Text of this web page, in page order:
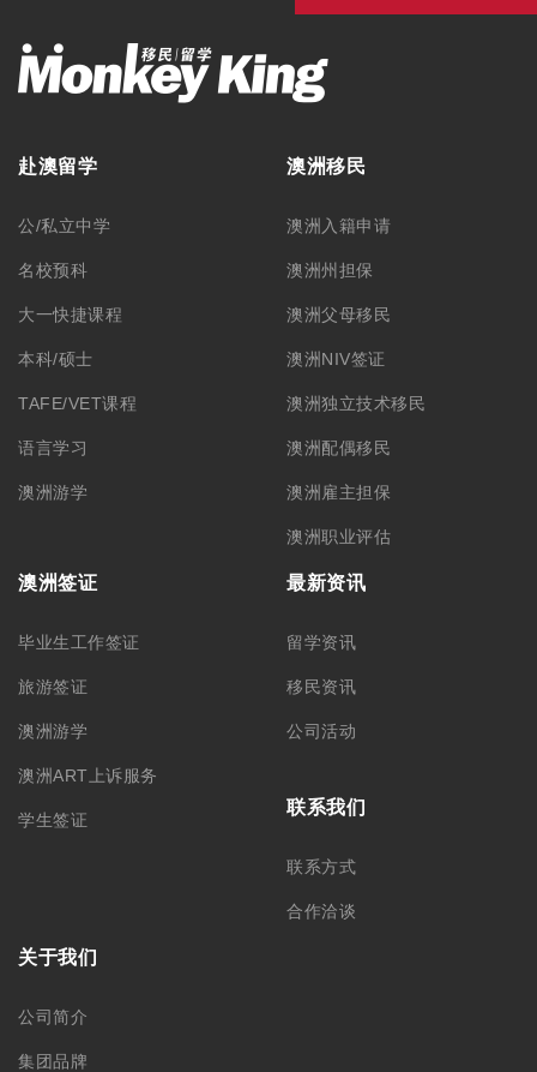
赴澳留学
公/私立中学
名校预科
大一快捷课程
本科/硕士
TAFE/VET课程
语言学习
澳洲游学
澳洲移民
澳洲入籍申请
澳洲州担保
澳洲父母移民
澳洲NIV签证
澳洲独立技术移民
澳洲配偶移民
澳洲雇主担保
澳洲职业评估
澳洲签证
毕业生工作签证
旅游签证
澳洲游学
澳洲ART上诉服务
学生签证
最新资讯
留学资讯
移民资讯
公司活动
联系我们
联系方式
合作洽谈
关于我们
公司简介
集团品牌